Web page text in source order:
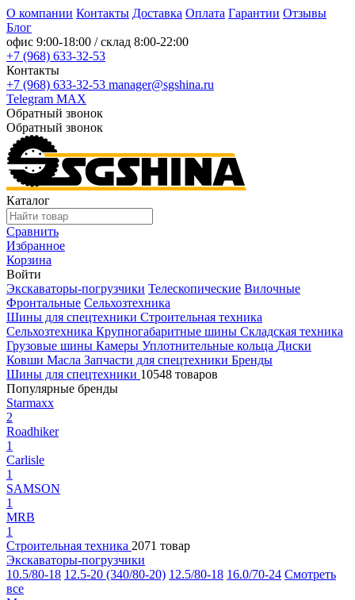
О компании Контакты Доставка Оплата Гарантии Отзывы
Блог
офис 9:00-18:00 / склад 8:00-22:00
+7 (968) 633-32-53
Контакты
+7 (968) 633-32-53 manager@sgshina.ru
Telegram MAX
Обратный звонок
Обратный звонок
Каталог
Сравнить
Избранное
Корзина
Войти
Экскаваторы-погрузчики Телескопические Вилочные
Фронтальные Сельхозтехника
Шины для спецтехники Строительная техника
Сельхозтехника Крупногабаритные шины Складская техника
Грузовые шины Камеры Уплотнительные кольца Диски
Ковши Масла Запчасти для спецтехники Бренды
Шины для спецтехники 10548 товаров
Популярные бренды
Starmaxx
2
Roadhiker
1
Carlisle
1
SAMSON
1
MRB
1
Строительная техника 2071 товар
Экскаваторы-погрузчики
10.5/80-18 12.5-20 (340/80-20) 12.5/80-18 16.0/70-24 Смотреть
все